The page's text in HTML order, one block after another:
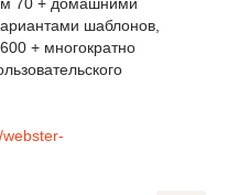
шаблонов,
+ многократно